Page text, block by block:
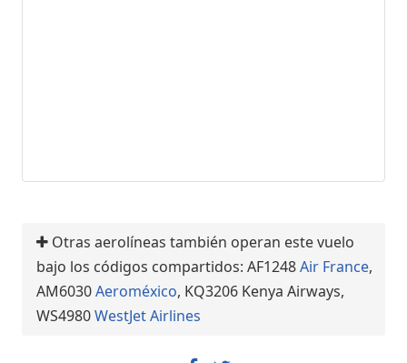
Otras aerolíneas también operan este vuelo
bajo los códigos compartidos: AF1248Air France,
AM6030Aeroméxico, KQ3206 Kenya Airways,
WS4980WestJet Airlines